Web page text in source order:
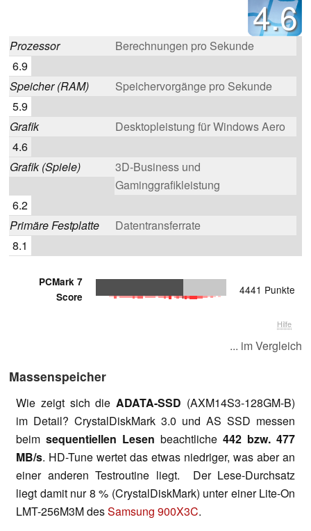
4.6
Prozessor
Berechnungen pro Sekunde
6.9
Speicher (RAM)
Speichervorgänge pro Sekunde
5.9
Grafik
Desktopleistung für Windows Aero
4.6
Grafik (Spiele)
3D-Business und
Gaminggrafikleistung
6.2
Primäre Festplatte
Datentransferrate
8.1
PCMark 7
Score
4441 Punkte
Hilfe
... im Vergleich
Massenspeicher
Wie zeigt sich dieADATA-SSD (AXM14S3-128GM-B)
im Detail? CrystalDiskMark 3.0 und AS SSD messen
beim sequentiellen Lesen beachtliche 442 bzw. 477
MB/s. HD-Tune wertet das etwas niedriger, was aber an
einer anderen Testroutine liegt. Der Lese-Durchsatz
liegt damit nur 8 % (CrystalDiskMark) unter einer Lite-On
LMT-256M3M desSamsung 900X3C.